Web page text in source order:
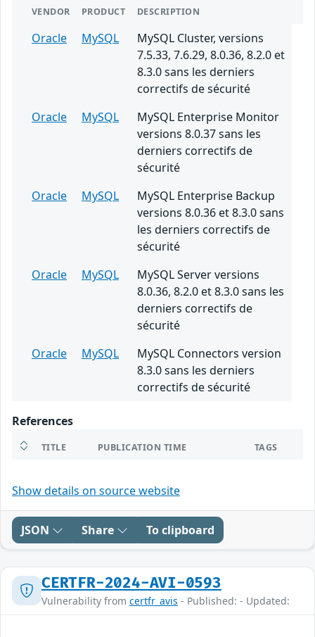
VENDOR PRODUCT DESCRIPTION
Oracle MySQL
MySQL Cluster, versions
7.5.33, 7.6.29, 8.0.36, 8.2.0 et
8.3.0 sans les derniers
correctifs de sécurité
Oracle
MySQL
MySQL Enterprise Monitor
versions 8.0.37 sans les
derniers correctifs de
sécurité
Oracle
MySQL
MySQL Enterprise Backup
versions 8.0.36 et 8.3.0 sans
les derniers correctifs de
sécurité
Oracle
MySQL
MySQL Server versions
8.0.36, 8.2.0 et 8.3.0 sans les
derniers correctifs de
sécurité
Oracle
MySQL
MySQL Connectors version
8.3.0 sans les derniers
correctifs de sécurité
References
TITLE PUBLICATION TIME TAGS
Show details on source website
JSON Share To clipboard
CERTFR-2024-AVI-0593
Vulnerability from certfr_avis - Published: - Updated: